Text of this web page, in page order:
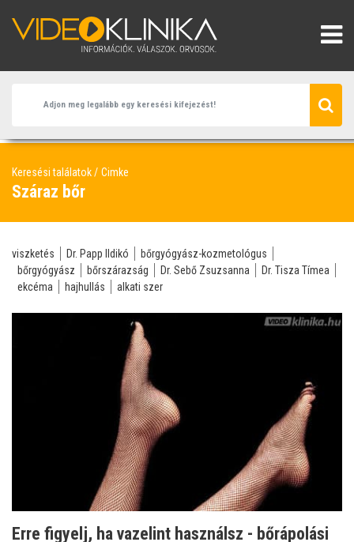
Keresési találatok Cimke
Száraz bőr
viszketés Dr. Papp Ildikó
bőrgyógyász-kozmetológus
bőrgyógyász
bőrszárazság Dr. Sebő Zsuzsanna
Dr. Tisza Tímea
ekcéma
hajhullás alkati szer
Erre figyelj, ha vazelint használsz - bőrápolási